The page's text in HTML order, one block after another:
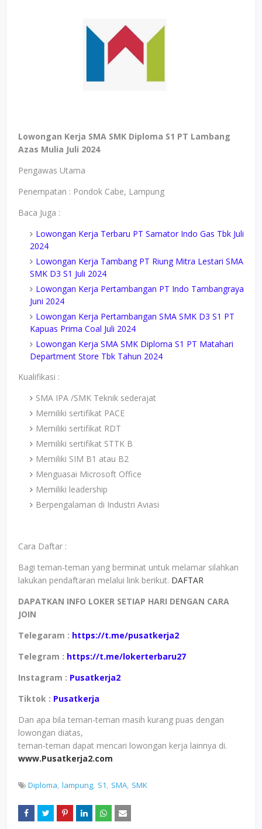
Lowongan Kerja SMA SMK Diploma S1 PT Lambang
Azas Mulia Juli 2024
Pengawas Utama
Penempatan : Pondok Cabe, Lampung
Baca Juga :
Lowongan Kerja Terbaru PT Samator Indo Gas Tbk Juli
2024
Lowongan Kerja Tambang PT Riung Mitra Lestari SMA
SMK D3 S1 Juli 2024
Lowongan Kerja Pertambangan PT Indo Tambangraya
Juni 2024
Lowongan Kerja Pertambangan SMA SMK D3 S1 PT
Kapuas Prima Coal Juli 2024
Lowongan Kerja SMA SMK Diploma S1 PT Matahari
Department Store Tbk Tahun 2024
Kualifikasi :
SMA IPA /SMK Teknik sederajat
Memiliki sertifikat PACE
Memiliki sertifikat RDT
Memiliki sertifikat STTK B
Memiliki SIM B1 atau B2
Menguasai Microsoft Office
Memiliki leadership
Berpengalaman di Industri Aviasi
Cara Daftar :
Bagi teman-teman yang berminat untuk melamar silahkan
lakukan pendaftaran melalui link berikut. DAFTAR
DAPATKAN INFO LOKER SETIAP HARI DENGAN CARA
JOIN
Telegaram : https://t.me/pusatkerja2
Telegram : https://t.me/lokerterbaru27
Instagram : Pusatkerja2
Tiktok : Pusatkerja
Dan apa bila teman-teman masih kurang puas dengan
lowongan diatas,
teman-teman dapat mencari lowongan kerja lainnya di.
www.Pusatkerja2.com
Diploma lampung S1 SMA SMK